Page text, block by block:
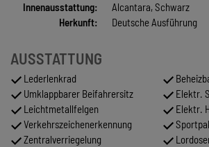
Innenausstattung:
Alcantara, Schwarz
Herkunft:
Deutsche Ausführung
AUSSTATTUNG
Lederlenkrad
Umklappbarer Beifahrersitz
Leichtmetallfelgen
Verkehrszeichenerkennung
Zentralverriegelung
Elektr.
Elektr.